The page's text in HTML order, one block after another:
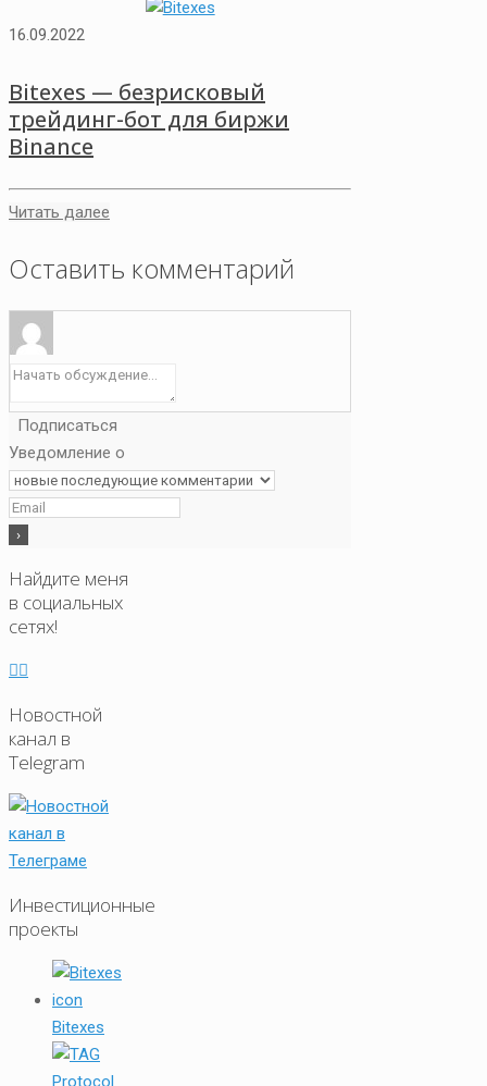
16.09.2022
Bitexes — безрисковый
трейдинг-бот для биржи
Binance
Читать далее
Оставить комментарий
Подписаться
Уведомление о
Найдите меня
в социальных
сетях!
Новостной
канал в
Telegram
Инвестиционные
проекты
Bitexes